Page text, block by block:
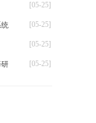
[05-25]
[05-25]
[05-25]
[05-25]